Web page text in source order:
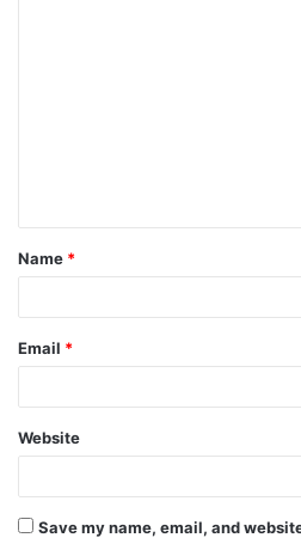
Name *
Email *
Website
Save my name, email, and